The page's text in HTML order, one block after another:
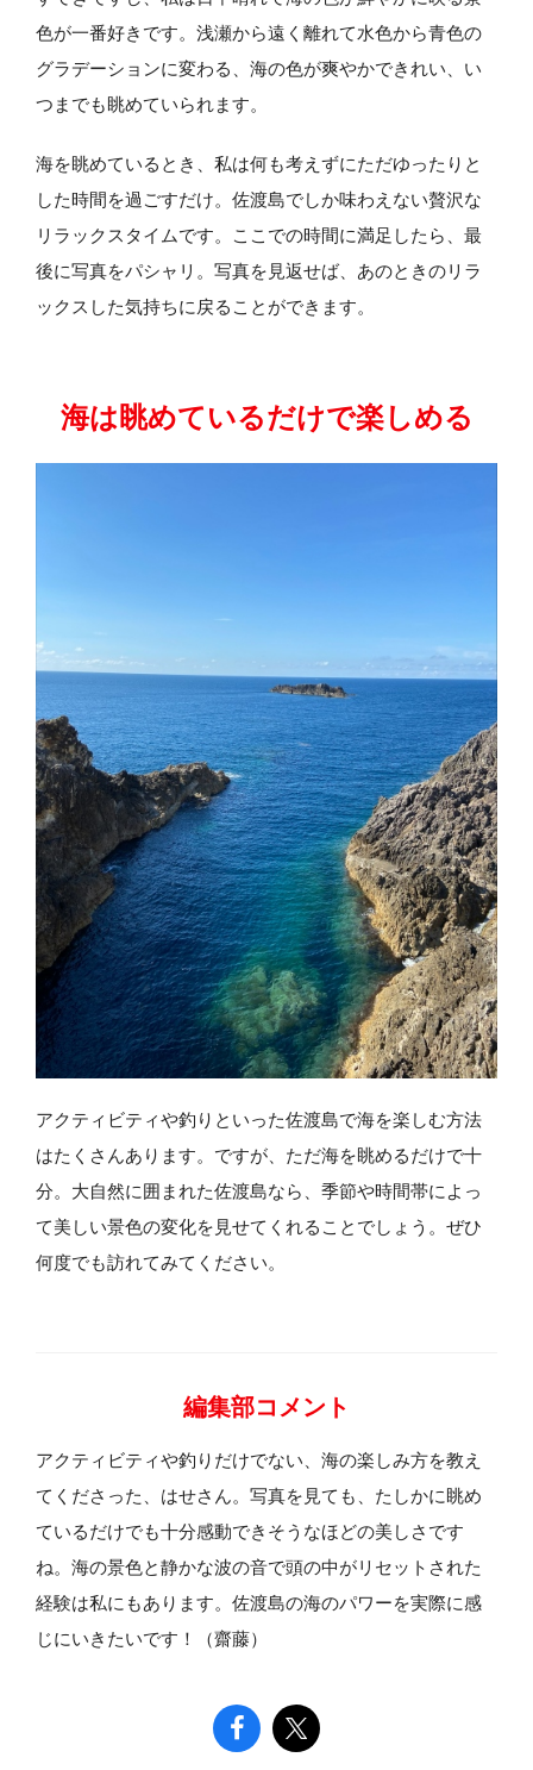
色が一番好きです。浅瀬から遠く離れて水色から青色の
グラデーションに変わる、海の色が爽やかできれい、い
つまでも眺めていられます。
海を眺めているとき、私は何も考えずにただゆったりと
した時間を過ごすだけ。佐渡島でしか味わえない贅沢な
リラックスタイムです。ここでの時間に満足したら、最
後に写真をパシャリ。写真を見返せば、あのときのリラ
ックスした気持ちに戻ることができます。
海は眺めているだけで楽しめる
アクティビティや釣りといった佐渡島で海を楽しむ方法
はたくさんあります。ですが、ただ海を眺めるだけで十
分。大自然に囲まれた佐渡島なら、季節や時間帯によっ
て美しい景色の変化を見せてくれることでしょう。ぜひ
何度でも訪れてみてください。
編集部コメント
アクティビティや釣りだけでない、海の楽しみ方を教え
てくださった、はせさん。写真を見ても、たしかに眺め
ているだけでも十分感動できそうなほどの美しさです
ね。海の景色と静かな波の音で頭の中がリセットされた
経験は私にもあります。佐渡島の海のパワーを実際に感
じにいきたいです！（齋藤）